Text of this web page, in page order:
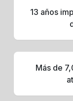
13 años
Más de